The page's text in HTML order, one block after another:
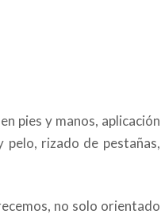
pies y manos, aplicación
pelo, rizado de pestañas,
no solo orientado